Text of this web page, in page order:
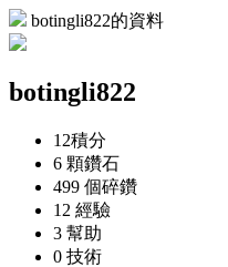
botingli822的資料
botingli822
12積分
6 顆鑽石
499 個碎鑽
12 經驗
3 幫助
0 技術